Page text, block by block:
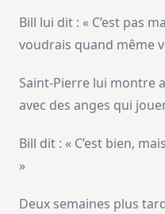
Bill lui dit : « C’est pas
voudrais quand même
Saint-Pierre lui montre
avec des anges qui
Bill dit : « C’est bien,
»
Deux semaines plus